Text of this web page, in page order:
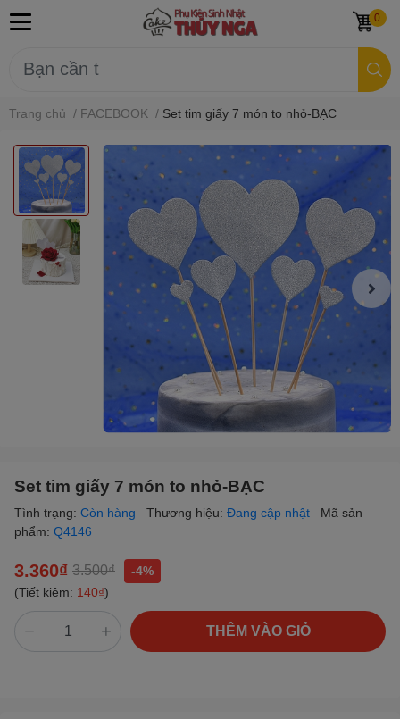
0
Trang chủ / FACEBOOK / Set tim giấy 7 món to nhỏ-BẠC
Set tim giấy 7 món to nhỏ-BẠC
Tình trạng: Còn hàng Thương hiệu: Đang cập nhật
Mã sản
phẩm: Q4146
3.360₫ 3.500₫
-4%
(Tiết kiệm: 140₫)
THÊM VÀO GIỎ